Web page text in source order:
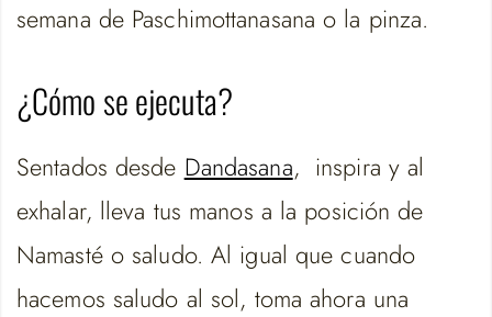
semana de Paschimottanasana o la pinza.
¿Cómo se ejecuta?
Sentados desde Dandasana, inspira y al
exhalar, lleva tus manos a la posición de
Namasté o saludo. Al igual que cuando
hacemos saludo al sol, toma ahora una